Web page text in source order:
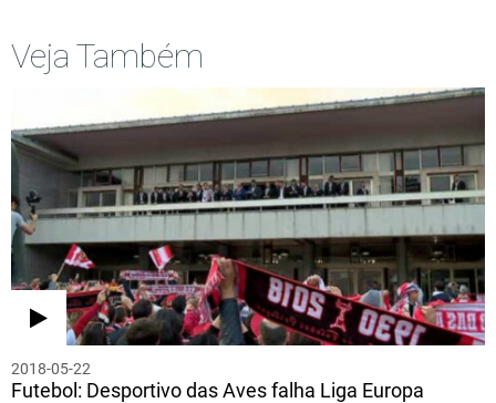
Veja Também
2018-05-22
Futebol: Desportivo das Aves falha Liga Europa